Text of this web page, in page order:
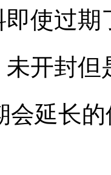
使过期
开封
会延长